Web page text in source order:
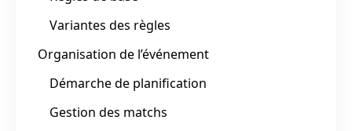
Variantes des règles
Organisation de l’événement
Démarche de planification
Gestion des matchs